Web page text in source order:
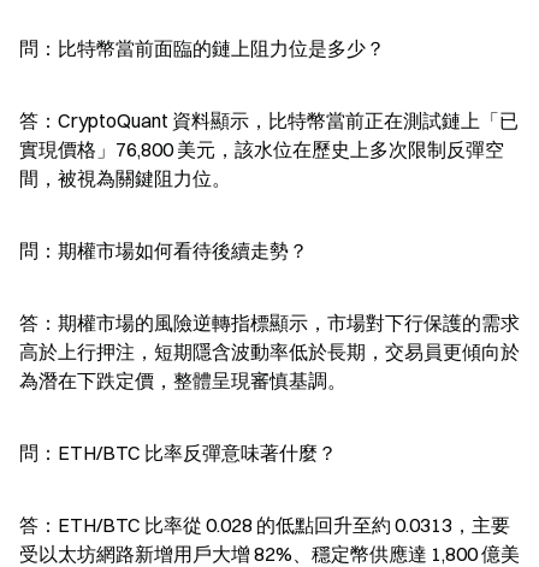
問：比特幣當前面臨的鏈上阻力位是多少？
答：CryptoQuant 資料顯示，比特幣當前正在測試鏈上「已
實現價格」76,800 美元，該水位在歷史上多次限制反彈空
間，被視為關鍵阻力位。
問：期權市場如何看待後續走勢？
答：期權市場的風險逆轉指標顯示，市場對下行保護的需求
高於上行押注，短期隱含波動率低於長期，交易員更傾向於
為潛在下跌定價，整體呈現審慎基調。
問：ETH/BTC 比率反彈意味著什麼？
答：ETH/BTC 比率從 0.028 的低點回升至約 0.0313，主要
受以太坊網路新增用戶大增 82%、穩定幣供應達 1,800 億美